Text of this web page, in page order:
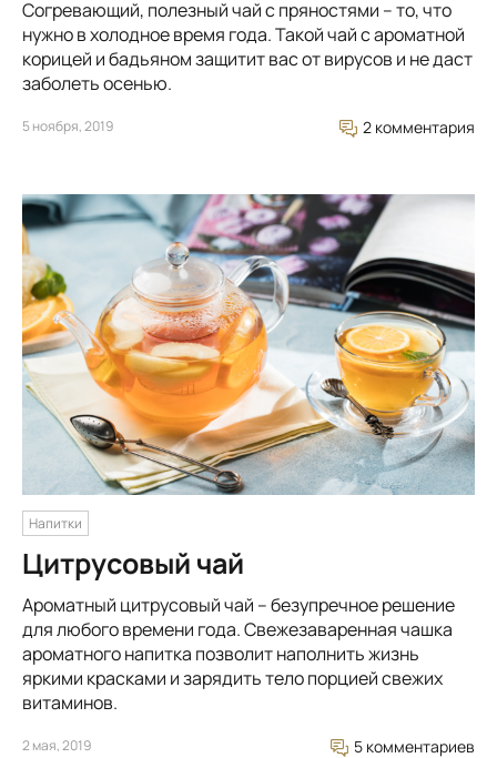
Согревающий, полезный чай с пряностями – то, что
нужно в холодное время года. Такой чай с ароматной
корицей и бадьяном защитит вас от вирусов и не даст
заболеть осенью.
5 ноября, 2019 2 комментария
Напитки
Цитрусовый чай
Ароматный цитрусовый чай – безупречное решение
для любого времени года. Свежезаваренная чашка
ароматного напитка позволит наполнить жизнь
яркими красками и зарядить тело порцией свежих
витаминов.
2 мая, 2019 5 комментариев